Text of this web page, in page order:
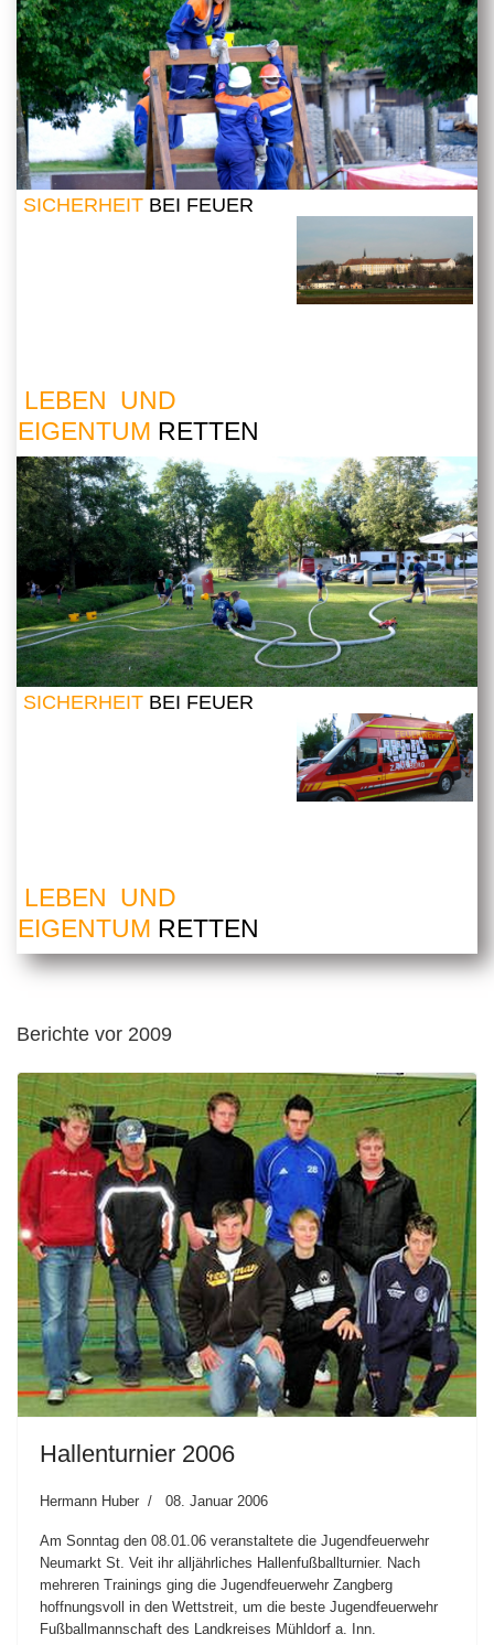
SICHERHEIT BEI FEUER
LEBEN UND
EIGENTUM RETTEN
SICHERHEIT BEI FEUER
LEBEN UND
EIGENTUM RETTEN
Berichte vor 2009
Hallenturnier 2006
Hermann Huber 08. Januar 2006
Am Sonntag den 08.01.06 veranstaltete die Jugendfeuerwehr
Neumarkt St. Veit ihr alljährliches Hallenfußballturnier. Nach
mehreren Trainings ging die Jugendfeuerwehr Zangberg
hoffnungsvoll in den Wettstreit, um die beste Jugendfeuerwehr
Fußballmannschaft des Landkreises Mühldorf a. Inn.